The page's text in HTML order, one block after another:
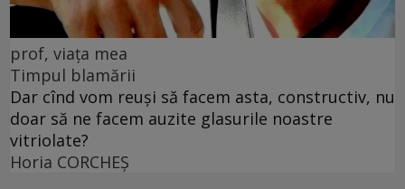
prof, viața mea
Timpul blamării
Dar cînd vom reuși să facem asta, constructiv, nu
doar să ne facem auzite glasurile noastre
vitriolate?
Horia CORCHEŞ